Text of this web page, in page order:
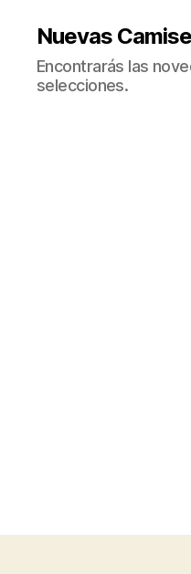
Nuevas
Encontrarás las
selecciones.